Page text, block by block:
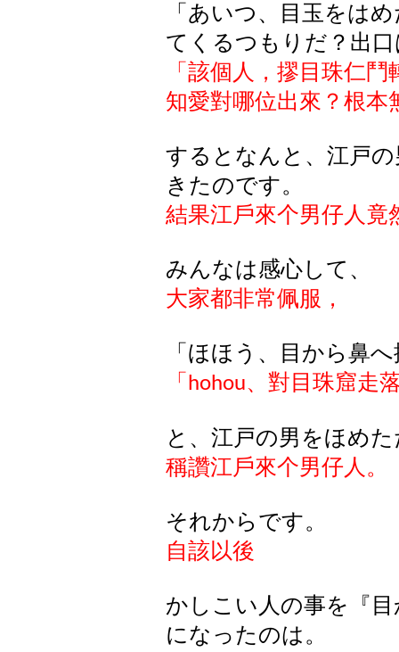
「あいつ、目玉をは
てくるつもりだ？出
「該個人，摎目珠仁
知愛對哪位出來？根本
するとなんと、江戸
きたのです。
結果江戶來个男仔人竟
みんなは感心して、
大家都非常佩服，
「ほほう、目から鼻
「 hohou、對目珠窟走
と、江戸の男をほめ
稱讚江戶來个男仔人。
それからです。
自該以後
かしこい人の事を『
になったのは。